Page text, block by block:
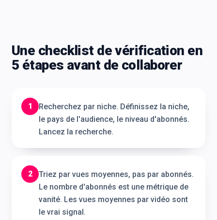
Une checklist de vérification en
5 étapes avant de collaborer
1
Recherchez par niche. Définissez la niche,
le pays de l'audience, le niveau d'abonnés.
Lancez la recherche.
2
Triez par vues moyennes, pas par abonnés.
Le nombre d'abonnés est une métrique de
vanité. Les vues moyennes par vidéo sont
le vrai signal.